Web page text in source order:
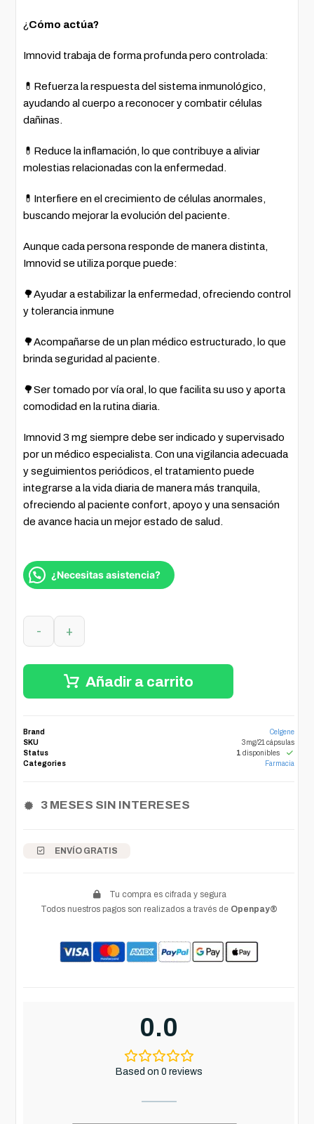
¿ Cómo actúa?
Imnovid trabaja de forma profunda pero controlada:
💊Refuerza la respuesta del sistema inmunológico,
ayudando al cuerpo a reconocer y combatir células
dañinas.
💊Reduce la inflamación, lo que contribuye a aliviar
molestias relacionadas con la enfermedad.
💊Interfiere en el crecimiento de células anormales,
buscando mejorar la evolución del paciente.
Aunque cada persona responde de manera distinta,
Imnovid se utiliza porque puede:
🌳Ayudar a estabilizar la enfermedad, ofreciendo control
y tolerancia inmune
🌳Acompañarse de un plan médico estructurado, lo que
brinda seguridad al paciente.
🌳Ser tomado por vía oral, lo que facilita su uso y aporta
comodidad en la rutina diaria.
Imnovid 3 mg siempre debe ser indicado y supervisado
por un médico especialista. Con una vigilancia adecuada
y seguimientos periódicos, el tratamiento puede
integrarse a la vida diaria de manera más tranquila,
ofreciendo al paciente confort, apoyo y una sensación
de avance hacia un mejor estado de salud.
¿Necesitas asistencia?
- +
Añadir a carrito
Brand
Celgene
SKU
3mg/21 cápsulas
Status
1 disponibles
Categories
Farmacia
3 MESES SIN INTERESES
ENVÍO GRATIS
Tu compra es cifrada y segura
Todos nuestros pagos son realizados a través de Openpay®
0.0
Based on 0 reviews